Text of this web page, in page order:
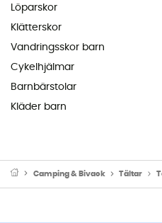
Löparskor
Klätterskor
Vandringsskor barn
Cykelhjälmar
Barnbärstolar
Kläder barn
Camping & Bivack Tältar